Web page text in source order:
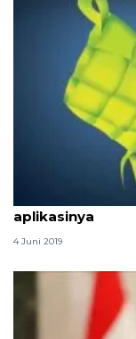
Ingin buat
aplikasinya
4 Juni 2019